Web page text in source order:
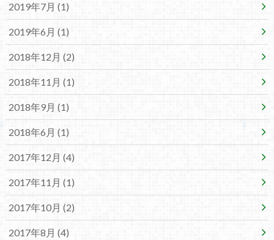
2019年7月 (1)
2019年6月 (1)
2018年12月 (2)
2018年11月 (1)
2018年9月 (1)
2018年6月 (1)
2017年12月 (4)
2017年11月 (1)
2017年10月 (2)
2017年8月 (4)